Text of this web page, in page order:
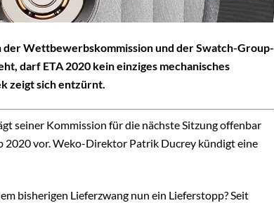
Wettbewerbskommission und der Swatch-Group-
darf ETA 2020 kein einziges mechanisches
zeigt sich entzürnt.
seiner Kommission für die nächste Sitzung offenbar
2020 vor. Weko-Direktor Patrik Ducrey kündigt eine
bisherigen Lieferzwang nun ein Lieferstopp? Seit